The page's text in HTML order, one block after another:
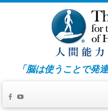
「脳は使うことで発